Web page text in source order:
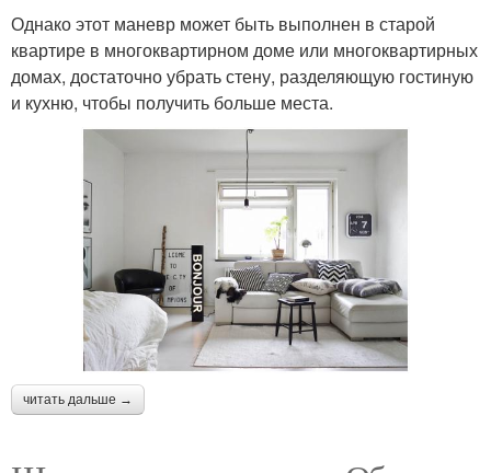
Однако этот маневр может быть выполнен в старой
квартире в многоквартирном доме или многоквартирных
домах, достаточно убрать стену, разделяющую гостиную
и кухню, чтобы получить больше места.
читать дальше →